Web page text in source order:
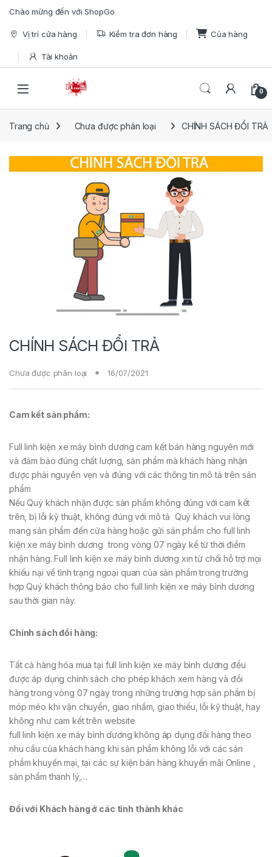
Skip to navigation
Skip to content
Chào mừng đến với ShopGo
Vị trí cửa hàng Kiểm tra đơn hàng Của hàng
Tài khoản
Open 0
Trang chủ Chưa được phân loại CHÍNH SÁCH ĐỔI TRẢ
CHÍNH SÁCH ĐỔI TRẢ
Chưa được phân loại 16/07/2021
Cam kết sản phẩm:
Full linh kiện xe máy bình dương cam kết bán hàng nguyên mới
và đảm bảo đúng chất lượng, sản phẩm mà khách hàng nhận
được phải nguyên vẹn và đúng với các thông tin mô tả trên sản
phẩm
Nếu Quý khách nhận được sản phẩm không đúng với cam kết
trên, bị lỗi kỹ thuật, không đúng với mô tả Quý khách vui lòng
mang sản phẩm đến cửa hàng hoặc gửi sản phẩm cho full linh
kiện xe máy bình dương trong vòng 07 ngày kể từ thời điểm
nhận hàng. Full linh kiện xe máy bình dương xin từ chối hỗ trợ mọi
khiếu nại về tình trạng ngoại quan của sản phẩm trong trường
hợp Quý khách thông báo cho full linh kiện xe máy bình dương
sau thời gian này.
Chính sách đổi hàng:
Tất cả hàng hóa mua tại full linh kiện xe máy bình dương đều
được áp dụng chính sách cho phép khách xem hàng và đổi
hàng trong vòng 07 ngày trong những trường hợp sản phẩm bị
móp méo khi vận chuyển, giao nhầm, giao thiếu, lỗi kỹ thuật, hay
không như cam kết trên website
full linh kiện xe máy bình dương không áp dụng đổi hàng theo
nhu cầu của khách hàng khi sản phẩm không lỗi với các sản
phẩm khuyến mại, tại các sự kiện bán hàng khuyến mãi Online
sản phẩm thanh lý,…
Đối với Khách hàng ở các tỉnh thành khác